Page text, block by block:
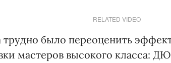
RELATED VIDEO
было переоценить
мастеров высокого класса: